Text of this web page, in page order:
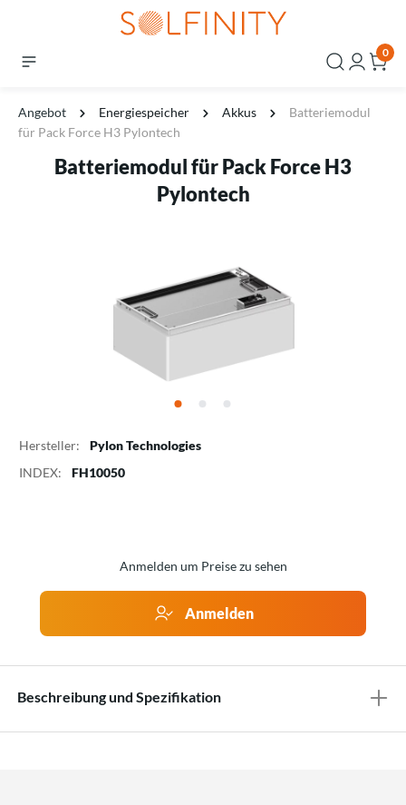
0
Angebot Energiespeicher Akkus
Batteriemodul
für Pack Force H3 Pylontech
Batteriemodul für Pack Force H3
Pylontech
Hersteller:
Pylon Technologies
INDEX:
FH10050
Anmelden um Preise zu sehen
Anmelden
Beschreibung und Spezifikation